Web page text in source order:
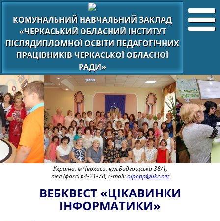
КОМУНАЛЬНИЙ НАВЧАЛЬНИЙ ЗАКЛАД
«ЧЕРКАСЬКИЙ ОБЛАСНИЙ ІНСТИТУТ
ПІСЛЯДИПЛОМНОЇ ОСВІТИ ПЕДАГОГІЧНИХ
ПРАЦІВНИКІВ ЧЕРКАСЬКОЇ ОБЛАСНОЇ
РАДИ»
Україна. м.Черкаси. вул.Бидгощська 38/1,
тел (факс) 64-21-78, e-mail:oipopp@ukr.net
ВЕБКВЕСТ «ЦІКАВИНКИ
ІНФОРМАТИКИ»